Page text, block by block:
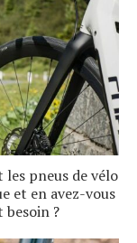
les pneus de vélo
et en avez-vous
?